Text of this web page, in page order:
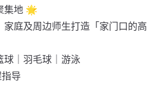
集地 🌟
庭及周边师生打造「家门口的高
球｜羽毛球｜游泳
导